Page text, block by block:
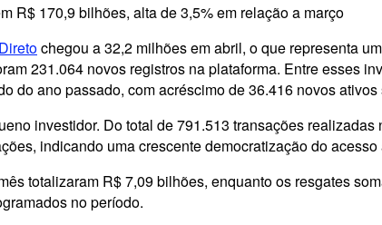
R$ 170,9 bilhões, alta de 3,5% em relação a março
chegou a 32,2 milhões em abril, o que representa
231.064 novos registros na plataforma. Entre esses
do ano passado, com acréscimo de 36.416 novos
investidor. Do total de 791.513 transações
indicando uma crescente democratização do
totalizaram R$ 7,09 bilhões, enquanto os resgates
no período.